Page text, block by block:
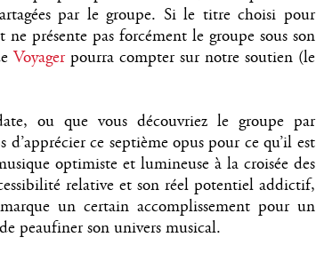
par le groupe. Si le titre choisi pour
présente pas forcément le groupe sous son
Voyagerpourra compter sur notre soutien (le
ou que vous découvriez le groupe par
ce septième opus pour ce qu’il est
optimiste et lumineuse à la croisée des
relative et son réel potentiel addictif,
un certain accomplissement pour un
peaufiner son univers musical.